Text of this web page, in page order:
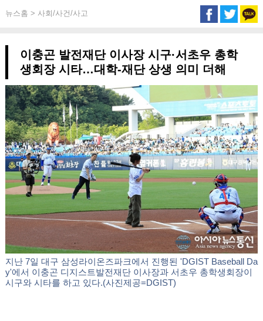
뉴스홈 > 사회/사건/사고
이충곤 발전재단 이사장 시구·서초우 총학
생회장 시타…대학-재단 상생 의미 더해
지난 7일 대구 삼성라이온즈파크에서 진행된 'DGIST Baseball Da
y'에서 이충곤 디지스트발전재단 이사장과 서초우 총학생회장이
시구와 시타를 하고 있다.(사진제공=DGIST)